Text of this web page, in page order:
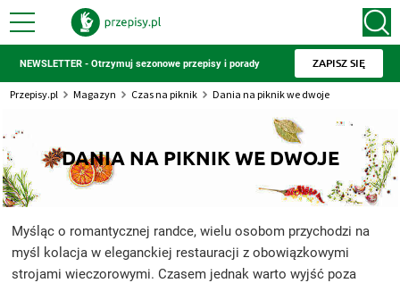
NEWSLETTER - Otrzymuj sezonowe przepisy i porady ZAPISZ SIĘ
Przepisy.pl Magazyn Czas na piknik Dania na piknik we dwoje
DANIA NA PIKNIK WE DWOJE
Myśląc o romantycznej randce, wielu osobom przychodzi na
myśl kolacja w eleganckiej restauracji z obowiązkowymi
strojami wieczorowymi. Czasem jednak warto wyjść poza